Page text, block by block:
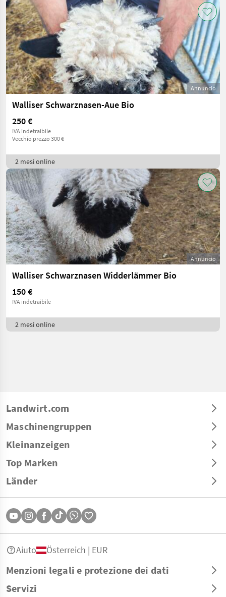
Annuncio
Walliser Schwarznasen-Aue Bio
250 €
IVA indetraibile
Vecchio prezzo 300 €
2 mesi online
Annuncio
Walliser Schwarznasen Widderlämmer Bio
150 €
IVA indetraibile
2 mesi online
Landwirt.com
Maschinengruppen
Kleinanzeigen
Top Marken
Länder
Menzioni legali e protezione dei dati
Servizi
Aiuto Österreich | EUR